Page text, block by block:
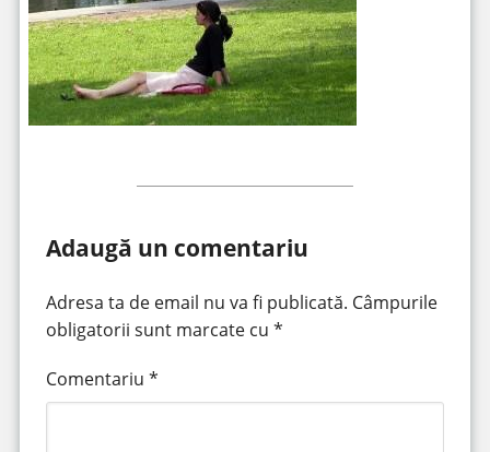
Adaugă un comentariu
Adresa ta de email nu va fi publicată. Câmpurile
obligatorii sunt marcate cu *
Comentariu *